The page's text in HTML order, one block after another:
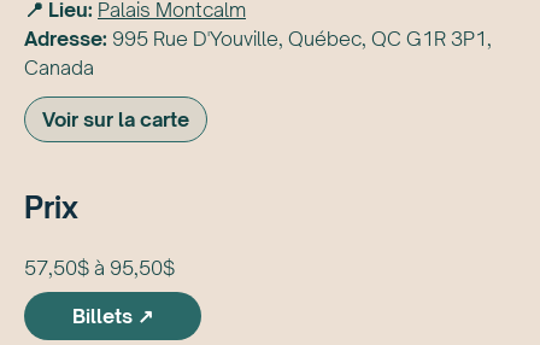
📍 Lieu: Palais Montcalm
Adresse: 995 Rue D'Youville, Québec, QC G1R 3P1,
Canada
Voir sur la carte
Prix
57,50$ à 95,50$
Billets ↗